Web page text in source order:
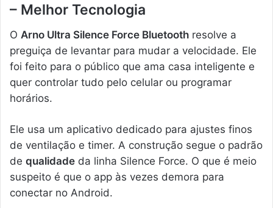
– Melhor Tecnologia
O Arno Ultra Silence Force Bluetooth resolve a
preguiça de levantar para mudar a velocidade. Ele
foi feito para o público que ama casa inteligente e
quer controlar tudo pelo celular ou programar
horários.
Ele usa um aplicativo dedicado para ajustes finos
de ventilação e timer. A construção segue o padrão
de qualidade da linha Silence Force. O que é meio
suspeito é que o app às vezes demora para
conectar no Android.